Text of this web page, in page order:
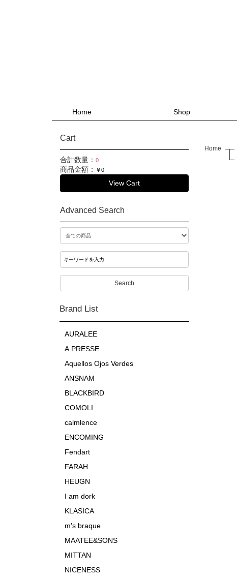
Home Shop
Cart
合計数量： 0
商品金額： ￥0
View Cart
Advanced Search
Search
Brand List
AURALEE
A.PRESSE
Aquellos Ojos Verdes
ANSNAM
BLACKBIRD
COMOLI
calmlence
ENCOMING
Fendart
FARAH
HEUGN
I am dork
KLASICA
m's braque
MAATEE&SONS
MITTAN
NICENESS
Home